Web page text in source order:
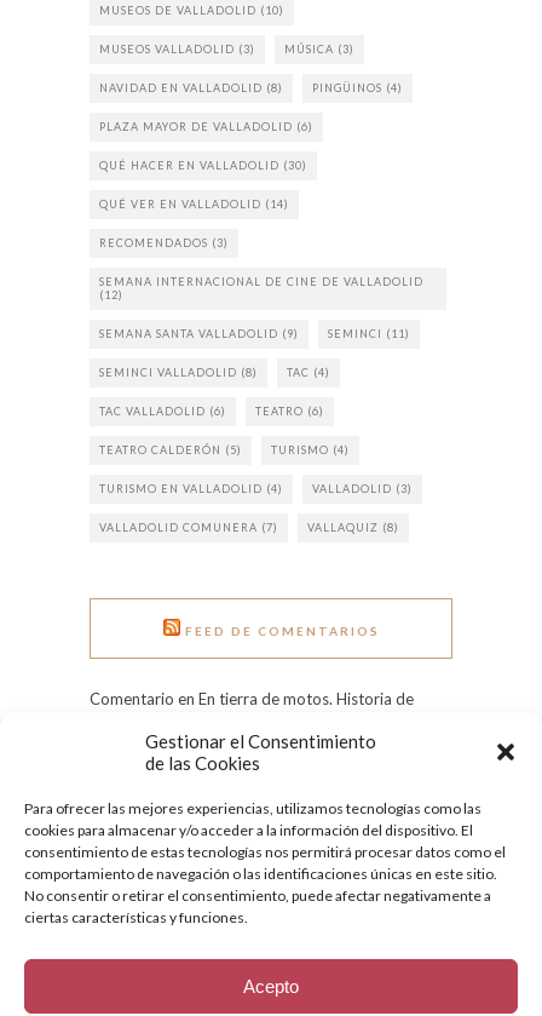
Gestionar el Consentimiento
de las Cookies
Para ofrecer las mejores experiencias, utilizamos tecnologías como las
cookies para almacenar y/o acceder a la información del dispositivo. El
consentimiento de estas tecnologías nos permitirá procesar datos como el
comportamiento de navegación o las identificaciones únicas en este sitio.
No consentir o retirar el consentimiento, puede afectar negativamente a
ciertas características y funciones.
Acepto
MUSEOS DE VALLADOLID (10)
MUSEOS VALLADOLID (3) MÚSICA (3)
NAVIDAD EN VALLADOLID (8) PINGÜINOS (4)
PLAZA MAYOR DE VALLADOLID (6)
QUÉ HACER EN VALLADOLID (30)
QUÉ VER EN VALLADOLID (14)
RECOMENDADOS (3)
SEMANA INTERNACIONAL DE CINE DE VALLADOLID
(12)
SEMANA SANTA VALLADOLID (9) SEMINCI (11)
SEMINCI VALLADOLID (8) TAC (4)
TAC VALLADOLID (6) TEATRO (6)
TEATRO CALDERÓN (5) TURISMO (4)
TURISMO EN VALLADOLID (4) VALLADOLID (3)
VALLADOLID COMUNERA (7) VALLAQUIZ (8)
FEED DE COMENTARIOS
Comentario en En tierra de motos. Historia de
Comentario en Grandes heladas: el Pisuerga
congelado en 1971 por Tere
Comentario en Día Internacional de la Mujer:
conoce a nueve ilustres vallisoletanas por
Quesecelebrahoy